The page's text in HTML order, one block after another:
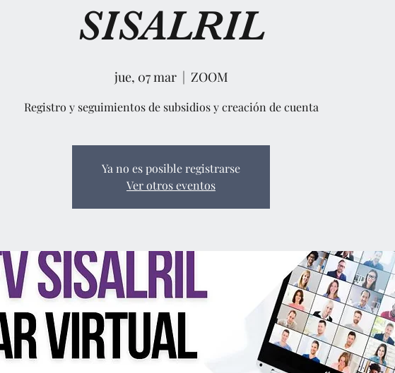
SISALRIL
jue, 07 mar
  |
ZOOM
Registro y seguimientos de subsidios y creación de cuenta
Ya no es posible registrarse
Ver otros eventos